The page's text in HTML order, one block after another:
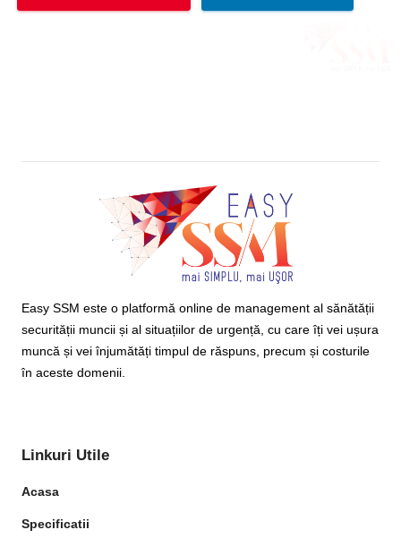
Easy SSM este o platformă online de management al sănătății
securității muncii și al situațiilor de urgență, cu care îți vei ușura
muncă și vei înjumătăți timpul de răspuns, precum și costurile
în aceste domenii.
Linkuri Utile
Acasa
Specificatii